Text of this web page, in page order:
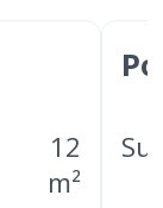
12
m²